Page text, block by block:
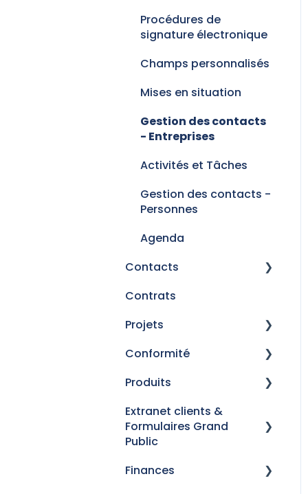
Procédures de
signature électronique
Champs personnalisés
Mises en situation
Gestion des contacts
- Entreprises
Activités et Tâches
Gestion des contacts -
Personnes
Agenda
Contacts
Gestion des
Personnes
Contrats
Projets
Généralités
Comparateur - Santé
Personnalisation
Conformité
Régulation
Vérification de
conformité
conseil
Produits
Référentiel Produits -
Marketplace
Extranet clients &
Formulaires Grand
Public
Inscription à l'extranet
Finances